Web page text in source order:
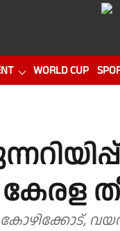
WORLD CUP